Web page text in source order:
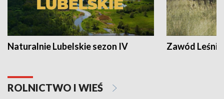
Naturalnie Lubelskie sezon IV Zawód Leśnik
ROLNICTWO I WIEŚ